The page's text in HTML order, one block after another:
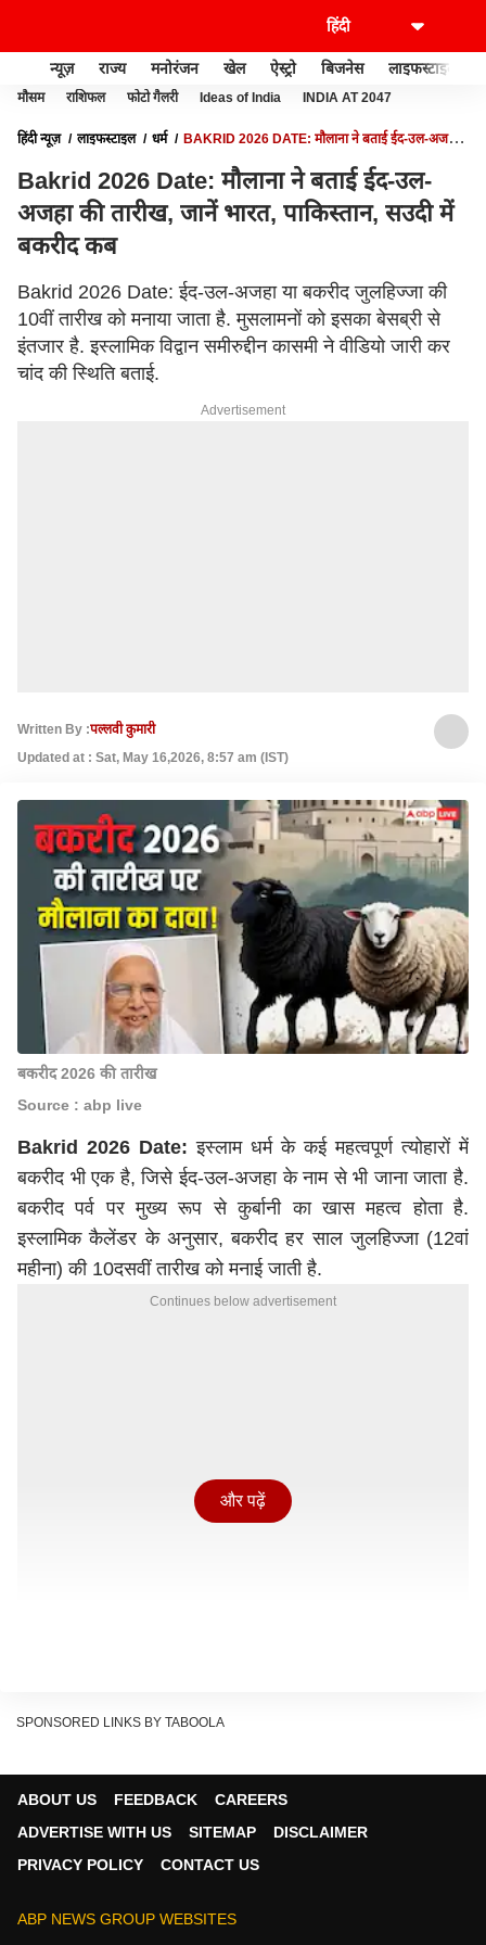
न्यूज़ राज्य मनोरंजन खेल ऐस्ट्रो बिजनेस लाइफस्टाइल
मौसम राशिफल फोटो गैलरी Ideas of India INDIA AT 2047
हिंदी न्यूज़ लाइफस्टाइल धर्म
BAKRID 2026 DATE: मौलाना ने बताई ईद-उल-अजहा
Bakrid 2026 Date: मौलाना ने बताई ईद-उल-
अजहा की तारीख, जानें भारत, पाकिस्तान, सउदी में
बकरीद कब
Bakrid 2026 Date: ईद-उल-अजहा या बकरीद जुलहिज्जा की
10वीं तारीख को मनाया जाता है. मुसलामनों को इसका बेसब्री से
इंतजार है. इस्लामिक विद्वान समीरुद्दीन कासमी ने वीडियो जारी कर
चांद की स्थिति बताई.
Advertisement
Written By :पल्लवी कुमारी
Updated at : Sat, May 16,2026, 8:57 am (IST)
बकरीद 2026 की तारीख
Source : abp live
Bakrid 2026 Date:इस्लाम धर्म के कई महत्वपूर्ण त्योहारों में
बकरीद भी एक है, जिसे ईद-उल-अजहा के नाम से भी जाना जाता है.
बकरीद पर्व पर मुख्य रूप से कुर्बानी का खास महत्व होता है.
इस्लामिक कैलेंडर के अनुसार, बकरीद हर साल जुलहिज्जा (12वां
महीना) की 10दसवीं तारीख को मनाई जाती है.
Continues below advertisement
इंतजार रहता है.
और पढ़ें
SPONSORED LINKS BY TABOOLA
ABOUT US FEEDBACK
CAREERS
ADVERTISE WITH US
SITEMAP
DISCLAIMER
PRIVACY POLICY
CONTACT US
ABP NEWS GROUP WEBSITES